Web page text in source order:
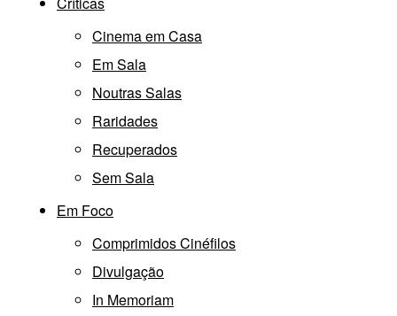
Cinema em Casa
Em Sala
Noutras Salas
Raridades
Recuperados
Sem Sala
Em Foco
Comprimidos Cinéfilos
Divulgação
In Memoriam